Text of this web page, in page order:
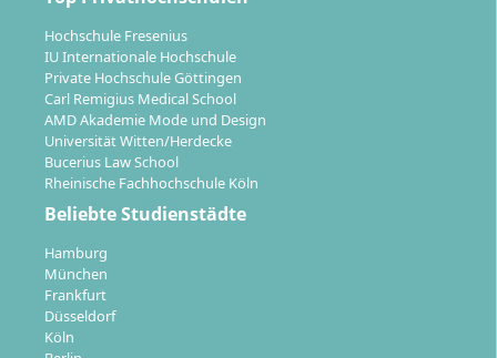
Das Studium legt großen Wert auf den Austausch im
Team und die direkte Verknüpfung von Theorie und
Praxis.
nach dem MBA Logistics Management
rechnen?
Hochschule Fresenius
IU Internationale Hochschule
Private Hochschule Göttingen
Carl Remigius Medical School
AMD Akademie Mode und Design
Universität Witten/Herdecke
Bucerius Law School
Rheinische Fachhochschule Köln
Beliebte Studienstädte
Hamburg
München
Frankfurt
Düsseldorf
Köln